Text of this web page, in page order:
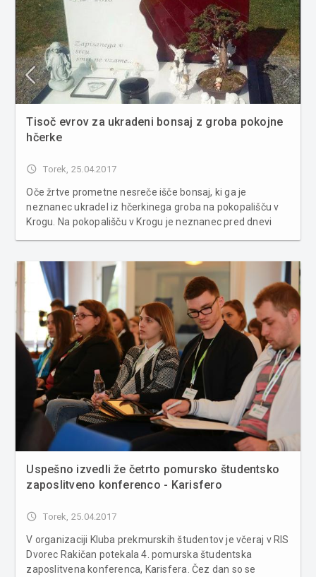
Tisoč evrov za ukradeni bonsaj z groba pokojne
hčerke
access_time Torek, 25.04.2017
Oče žrtve prometne nesreče išče bonsaj, ki ga je
neznanec ukradel iz hčerkinega groba na pokopališču v
Krogu. Na pokopališču v Krogu je neznanec pred dnevi
pokojne obrnil na jav...
Uspešno izvedli že četrto pomursko študentsko
zaposlitveno konferenco - Karisfero
access_time Torek, 25.04.2017
V organizaciji Kluba prekmurskih študentov je včeraj v RIS
Dvorec Rakičan potekala 4. pomurska študentska
zaposlitvena konferenca, Karisfera. Čez dan so se